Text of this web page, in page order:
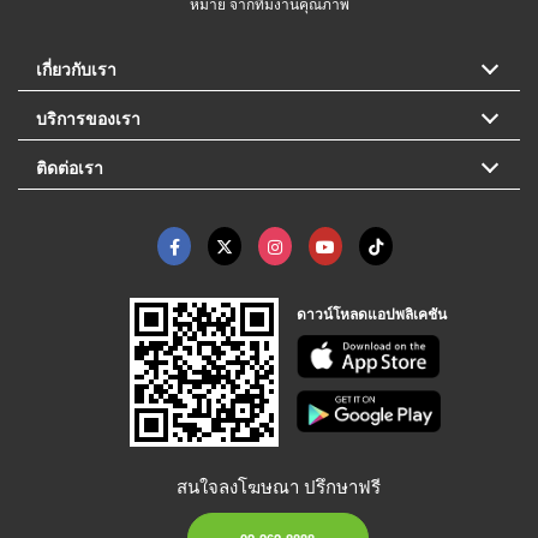
เกี่ยวกับเรา
บริการของเรา
ติดต่อเรา
ดาวน์โหลดแอปพลิเคชัน
สนใจลงโฆษณา ปรึกษาฟรี